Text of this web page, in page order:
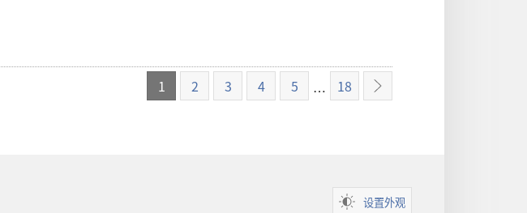
1 2 3 4 5 … 18
下
设置外观